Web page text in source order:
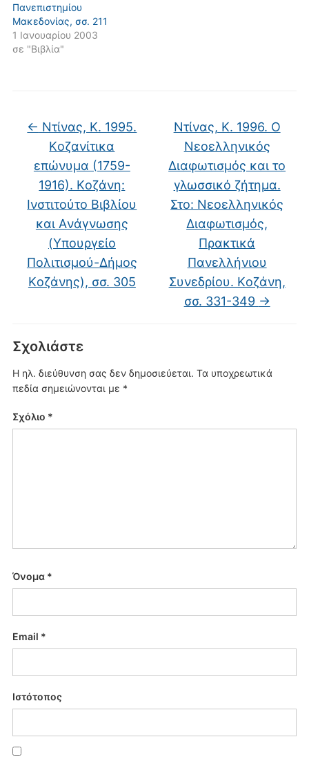
Πανεπιστημίου
Μακεδονίας, σσ. 211
1 Ιανουαρίου 2003
σε "Βιβλία"
← Ντίνας, Κ. 1995.
Kοζανίτικα
επώνυμα (1759-
1916). Kοζάνη:
Iνστιτούτο Bιβλίου
και Aνάγνωσης
(Yπουργείο
Πολιτισμού-Δήμος
Kοζάνης), σσ. 305
Ντίνας, Κ. 1996. O
Nεοελληνικός
Διαφωτισμός και το
γλωσσικό ζήτημα.
Στο: Νεοελληνικός
Διαφωτισμός,
Πρακτικά
Πανελλήνιου
Συνεδρίου. Kοζάνη,
σσ. 331-349 →
Σχολιάστε
Η ηλ. διεύθυνση σας δεν δημοσιεύεται. Τα υποχρεωτικά
πεδία σημειώνονται με *
Σχόλιο *
Όνομα *
Email *
Ιστότοπος